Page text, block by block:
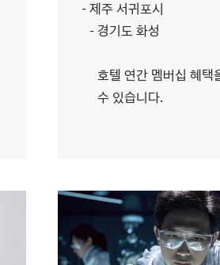
제주 서귀포시
경기도 화성
호텔 연간 멤버십 혜택
수 있습니다.